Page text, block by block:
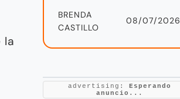
la
BRENDA
CASTILLO
08/07/2026
advertising:
Esperando
anuncio...